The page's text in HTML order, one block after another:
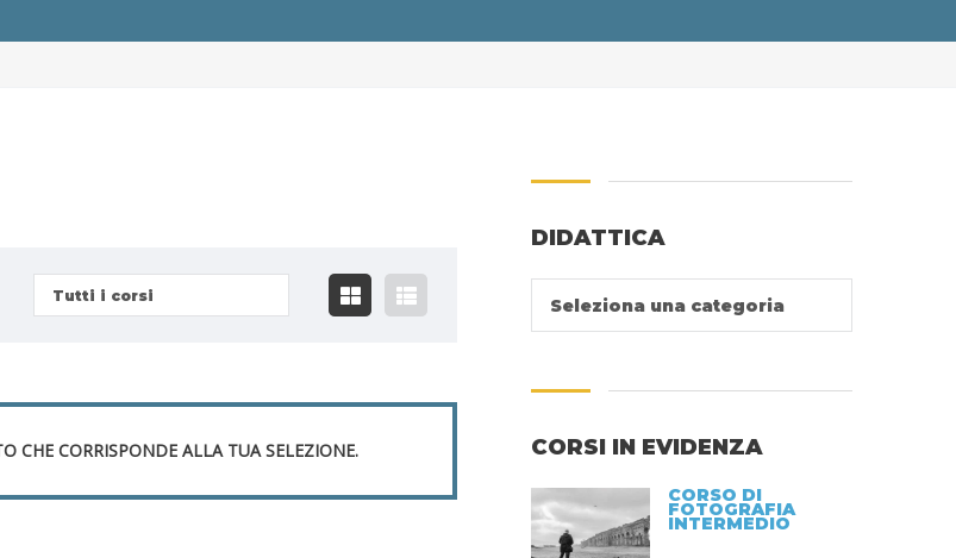
Tutti i corsi
CHE CORRISPONDE ALLA TUA SELEZIONE.
DIDATTICA
Seleziona una categoria
CORSI IN EVIDENZA
CORSO DI
FOTOGRAFIA
INTERMEDIO